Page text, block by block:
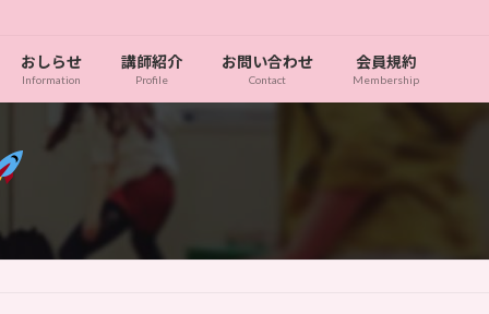
おしらせ
Information
講師紹介
Profile
お問い合わせ
Contact
会員規約
Membership